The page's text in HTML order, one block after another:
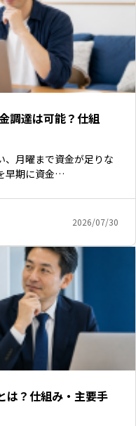
調達は可能？仕組
、月曜まで資金が足りな
早期に資金…
2026/07/30
は？仕組み・主要手